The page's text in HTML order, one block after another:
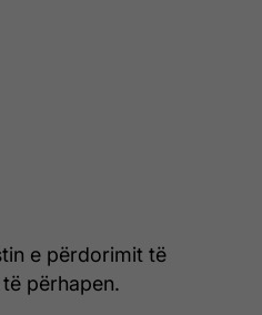
e përdorimit të
përhapen.